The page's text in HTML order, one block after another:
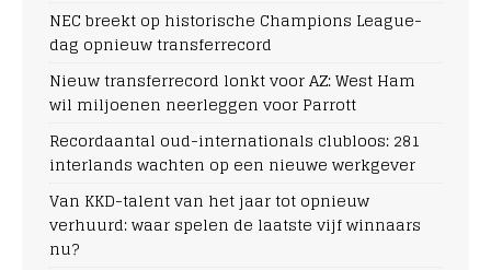
NEC breekt op historische Champions League-
dag opnieuw transferrecord
Nieuw transferrecord lonkt voor AZ: West Ham
wil miljoenen neerleggen voor Parrott
Recordaantal oud-internationals clubloos: 281
interlands wachten op een nieuwe werkgever
Van KKD-talent van het jaar tot opnieuw
verhuurd: waar spelen de laatste vijf winnaars
nu?